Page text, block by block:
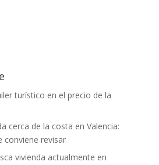
turístico en el precio de la
cerca de la costa en Valencia:
conviene revisar
vivienda actualmente en